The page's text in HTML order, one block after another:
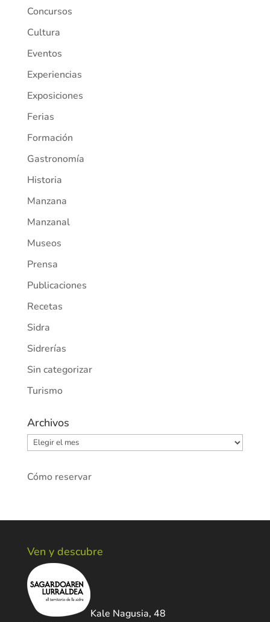
Concursos
Cultura
Eventos
Experiencias
Exposiciones
Ferias
Formación
Gastronomía
Historia
Manzana
Manzanal
Museos
Prensa
Publicaciones
Recetas
Sidra
Sidrerías
Sin categorizar
Turismo
Archivos
Archivos
Cómo reservar
Ven y descubre
Kale Nagusia, 48